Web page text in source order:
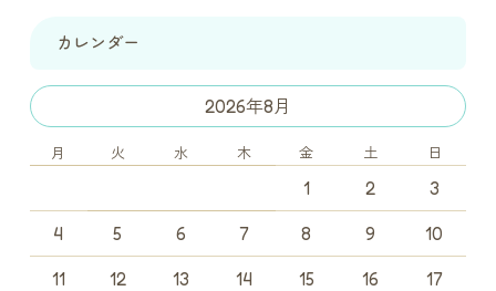
カレンダー
2026年8月
月 火 水 木 金 土 日
1 2 3
4 5 6 7 8 9 10
11 12 13 14 15 16 17